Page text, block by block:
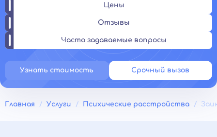
Цены
Отзывы
Часто задаваемые вопросы
Узнать стоимость Срочный вызов
Главная Услуги Психические расстройства